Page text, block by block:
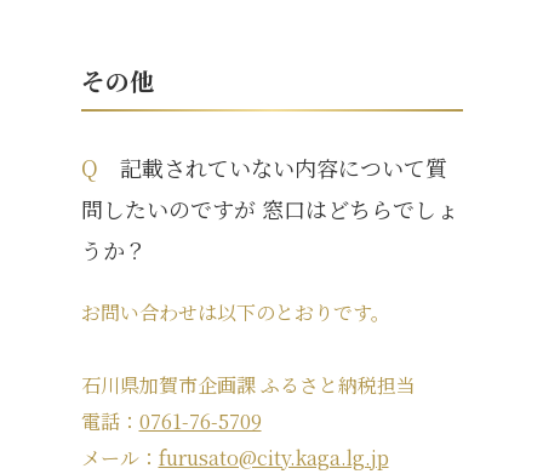
その他
Q 記載されていない内容について質
問したいのですが 窓口はどちらでしょ
うか？
お問い合わせは以下のとおりです。
石川県加賀市企画課 ふるさと納税担当
電話： 0761-76-5709
メール： furusato@city.kaga.lg.jp